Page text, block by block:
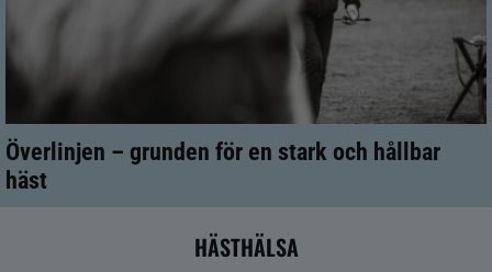
Överlinjen – grunden för en stark och hållbar
häst
HÄSTHÄLSA